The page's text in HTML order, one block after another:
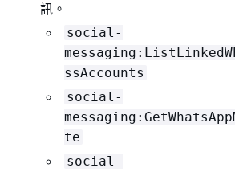
訊。
social-
ssAccounts
social-
te
social-